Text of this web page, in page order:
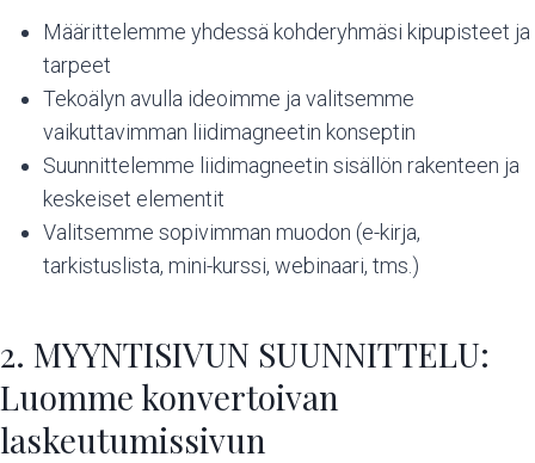
Määrittelemme yhdessä kohderyhmäsi kipupisteet ja
tarpeet
Tekoälyn avulla ideoimme ja valitsemme
vaikuttavimman liidimagneetin konseptin
Suunnittelemme liidimagneetin sisällön rakenteen ja
keskeiset elementit
Valitsemme sopivimman muodon (e-kirja,
tarkistuslista, mini-kurssi, webinaari, tms.)
2. MYYNTISIVUN SUUNNITTELU:
Luomme konvertoivan
laskeutumissivun